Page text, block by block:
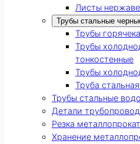
Листы
Трубы стальные
Трубы
Трубы
тонкостенные
Трубы
Труба
Трубы стальные
Детали
Резка
Хранение